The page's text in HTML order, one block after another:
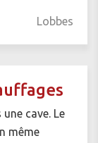
Lobbes
cave. Le
même